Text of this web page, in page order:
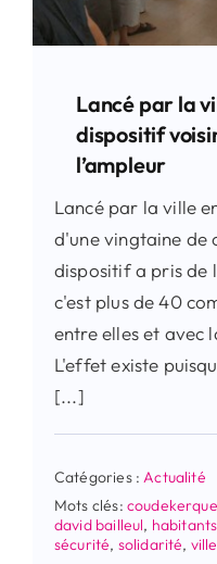
Lancé par la
dispositif
l’ampleur
Lancé par la ville
d'une vingtaine de
dispositif a pris de
c'est plus de 40
entre elles et avec
L'effet existe
[...]
Catégories : Actualité
Mots clés:
david bailleul, habitants
sécurité, solidarité, ville